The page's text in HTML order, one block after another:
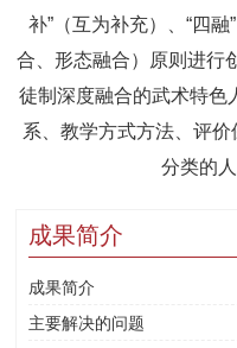
补”（互为补充）、“四
合、形态融合）原则进行
徒制深度融合的武术特色
系、教学方式方法、评
分类的
成果简介
成果简介
主要解决的问题